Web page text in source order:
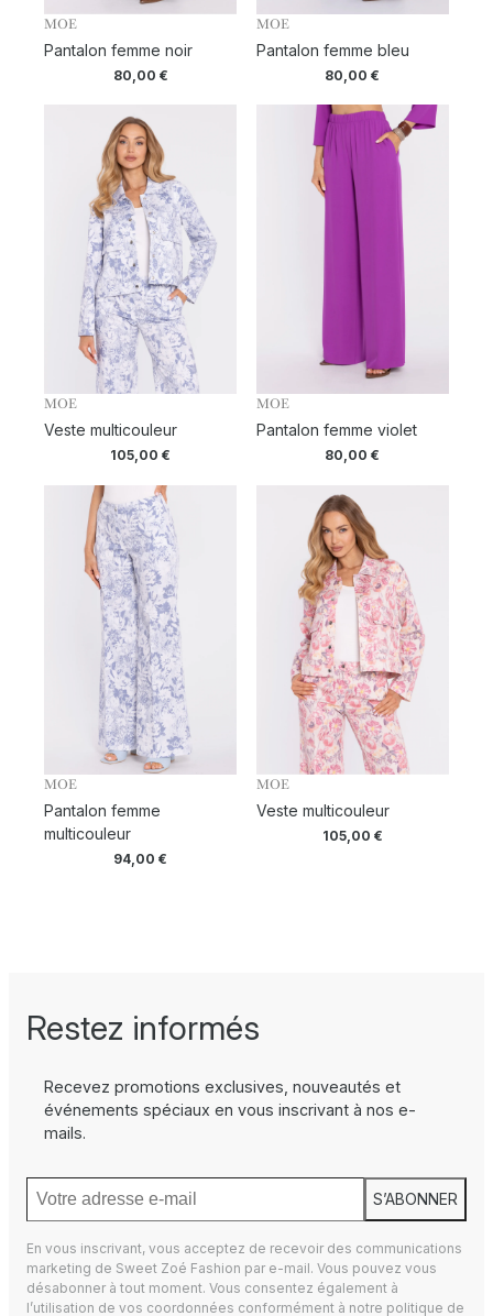
MOE
Pantalon femme noir
80,00 €
MOE
Pantalon femme bleu
80,00€
MOE
Veste multicouleur
105,00€
MOE
Pantalon femme violet
80,00€
MOE
Pantalon femme
multicouleur
94,00€
MOE
Veste multicouleur
105,00 €
Restez informés
Recevez promotions exclusives, nouveautés et
événements spéciaux en vous inscrivant à nos e-
mails.
S’ABONNER
En vous inscrivant, vous acceptez de recevoir des communications
marketing de Sweet Zoé Fashion par e-mail. Vous pouvez vous
désabonner à tout moment. Vous consentez également à
l’utilisation de vos coordonnées conformément à notre politique de